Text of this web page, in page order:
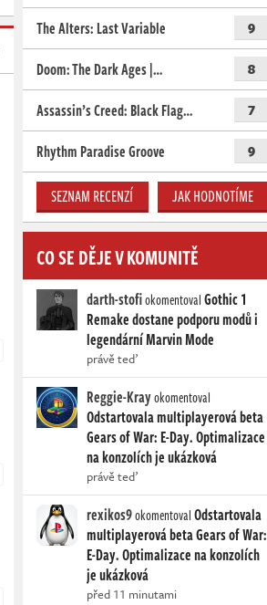
The Alters: Last Variable 9
Doom: The Dark Ages |… 8
Assassin’s Creed: Black Flag… 7
Rhythm Paradise Groove 9
SEZNAM RECENZÍ JAK HODNOTÍME
CO SE DĚJE V KOMUNITĚ
darth-stofiokomentovalGothic 1
Remake dostane podporu modů i
legendární Marvin Mode
právě teď
Reggie-Krayokomentoval
Odstartovala multiplayerová beta
Gears of War: E-Day. Optimalizace
na konzolích je ukázková
právě teď
rexikos9okomentovalOdstartovala
multiplayerová beta Gears of War:
E-Day. Optimalizace na konzolích
je ukázková
před 11 minutami